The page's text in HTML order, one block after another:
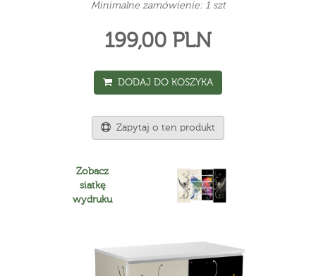
Minimalne zamówienie: 1 szt
199,00 PLN
DODAJ DO KOSZYKA
Zapytaj o ten produkt
Zobacz
siatkę
wydruku